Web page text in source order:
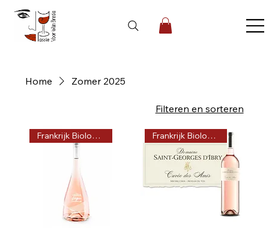
Home Zomer 2025
Filteren en sorteren
Frankrijk Biologisch Frankrijk Biologisch